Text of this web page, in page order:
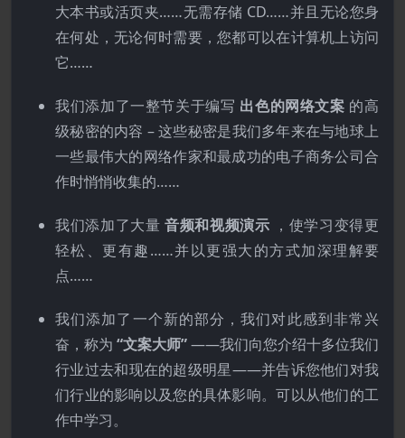
大本书或活页夹……无需存储 CD……并且无论您身
在何处，无论何时需要，您都可以在计算机上访问
它……
我们添加了一整节关于编写 出色的网络文案 的高
级秘密的内容 – 这些秘密是我们多年来在与地球上
一些最伟大的网络作家和最成功的电子商务公司合
作时悄悄收集的……
我们添加了大量音频和视频演示 ，使学习变得更
轻松、更有趣……并以更强大的方式加深理解要
点……
我们添加了一个新的部分，我们对此感到非常兴
奋，称为 “文案大师”——我们向您介绍十多位我们
行业过去和现在的超级明星——并告诉您他们对我
们行业的影响以及您的具体影响。可以从他们的工
作中学习。